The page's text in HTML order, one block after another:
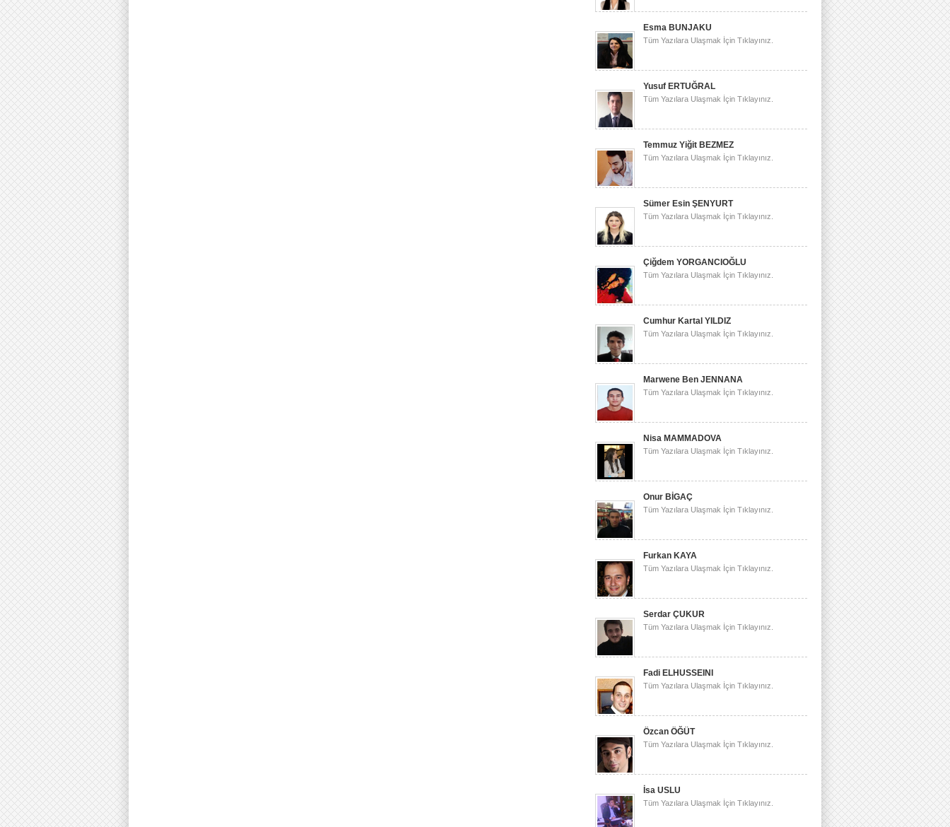
Esma BUNJAKU
Tüm Yazılara Ulaşmak İçin Tıklayınız.
Yusuf ERTUĞRAL
Tüm Yazılara Ulaşmak İçin Tıklayınız.
Temmuz Yiğit BEZMEZ
Tüm Yazılara Ulaşmak İçin Tıklayınız.
Sümer Esin ŞENYURT
Tüm Yazılara Ulaşmak İçin Tıklayınız.
Çiğdem YORGANCIOĞLU
Tüm Yazılara Ulaşmak İçin Tıklayınız.
Cumhur Kartal YILDIZ
Tüm Yazılara Ulaşmak İçin Tıklayınız.
Marwene Ben JENNANA
Tüm Yazılara Ulaşmak İçin Tıklayınız.
Nisa MAMMADOVA
Tüm Yazılara Ulaşmak İçin Tıklayınız.
Onur BİGAÇ
Tüm Yazılara Ulaşmak İçin Tıklayınız.
Furkan KAYA
Tüm Yazılara Ulaşmak İçin Tıklayınız.
Serdar ÇUKUR
Tüm Yazılara Ulaşmak İçin Tıklayınız.
Fadi ELHUSSEINI
Tüm Yazılara Ulaşmak İçin Tıklayınız.
Özcan ÖĞÜT
Tüm Yazılara Ulaşmak İçin Tıklayınız.
İsa USLU
Tüm Yazılara Ulaşmak İçin Tıklayınız.